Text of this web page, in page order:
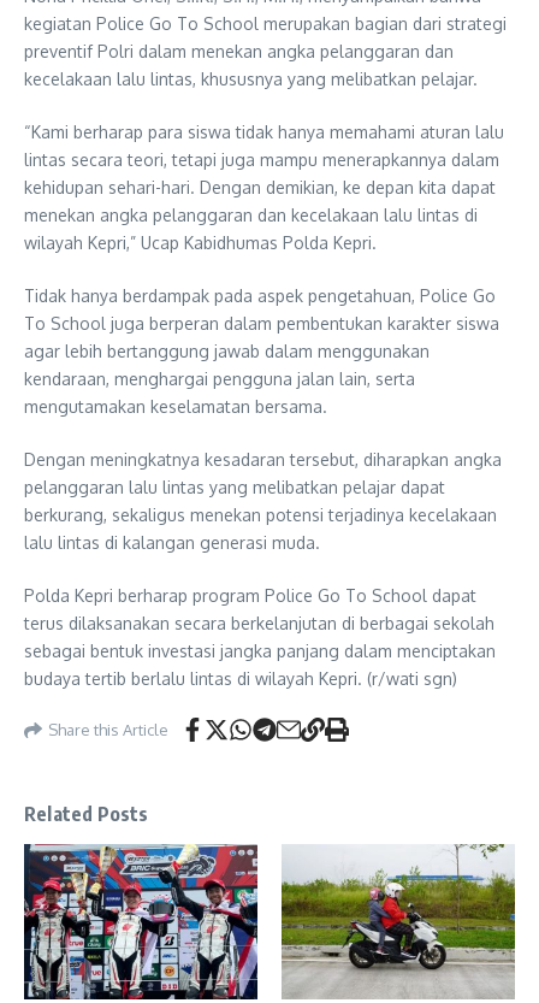
kegiatan Police Go To School merupakan bagian dari strategi
preventif Polri dalam menekan angka pelanggaran dan
kecelakaan lalu lintas, khususnya yang melibatkan pelajar.
“Kami berharap para siswa tidak hanya memahami aturan lalu
lintas secara teori, tetapi juga mampu menerapkannya dalam
kehidupan sehari-hari. Dengan demikian, ke depan kita dapat
menekan angka pelanggaran dan kecelakaan lalu lintas di
wilayah Kepri,” Ucap Kabidhumas Polda Kepri.
Tidak hanya berdampak pada aspek pengetahuan, Police Go
To School juga berperan dalam pembentukan karakter siswa
agar lebih bertanggung jawab dalam menggunakan
kendaraan, menghargai pengguna jalan lain, serta
mengutamakan keselamatan bersama.
Dengan meningkatnya kesadaran tersebut, diharapkan angka
pelanggaran lalu lintas yang melibatkan pelajar dapat
berkurang, sekaligus menekan potensi terjadinya kecelakaan
lalu lintas di kalangan generasi muda.
Polda Kepri berharap program Police Go To School dapat
terus dilaksanakan secara berkelanjutan di berbagai sekolah
sebagai bentuk investasi jangka panjang dalam menciptakan
budaya tertib berlalu lintas di wilayah Kepri. (r/wati sgn)
Share this Article
Related Posts